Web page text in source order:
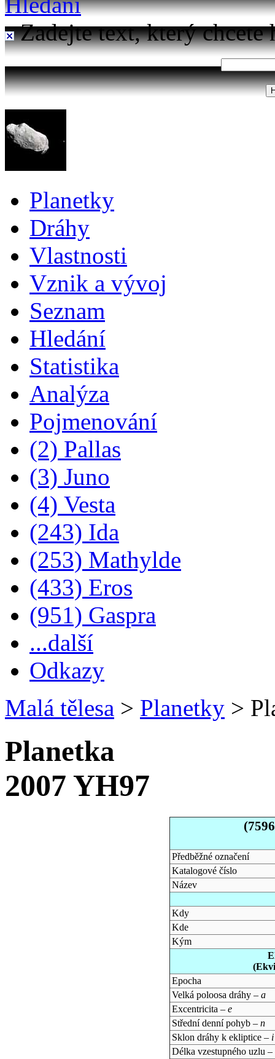
Zadejte text, který chcete
Planetky
Dráhy
Vlastnosti
Vznik a vývoj
Seznam
Hledání
Statistika
Analýza
Pojmenování
(2) Pallas
(3) Juno
(4) Vesta
(243) Ida
(253) Mathylde
(433) Eros
(951) Gaspra
...další
Odkazy
Malá tělesa > Planetky >
Planetka
2007 YH97
Předběžné označení
Katalogové číslo
Název
Kdy
Kde
Kým
Epocha
Velká poloosa dráhy – a
Excentricita – e
Střední denní pohyb – n
Sklon dráhy k ekliptice – i
Délka vzestupného uzlu –